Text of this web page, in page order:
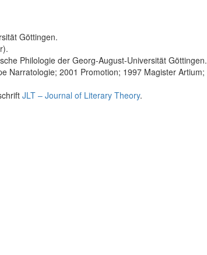
Göttingen.
Philologie der Georg-August-Universität Göttingen.
Narratologie; 2001 Promotion; 1997 Magister Artium;
JLT – Journal of Literary Theory.